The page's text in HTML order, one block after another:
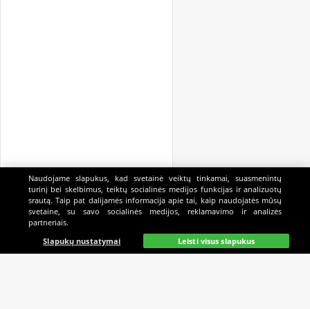
Pagrindinis Gyvai Paieška Mano Kazino
Naudojame slapukus, kad svetainė veiktų tinkamai, suasmenintų
turinį bei skelbimus, teiktų socialinės medijos funkcijas ir analizuotų
srautą. Taip pat dalijamės informacija apie tai, kaip naudojatės mūsų
svetaine, su savo socialinės medijos, reklamavimo ir analizės
partneriais.
Slapukų nustatymai
Leisti visus slapukus